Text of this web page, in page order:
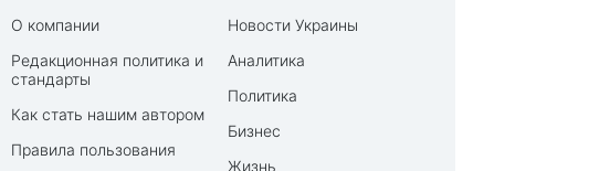
О компании
Редакционная политика и
стандарты
Как стать нашим автором
Правила пользования
Новости Украины
Аналитика
Политика
Бизнес
Жизнь